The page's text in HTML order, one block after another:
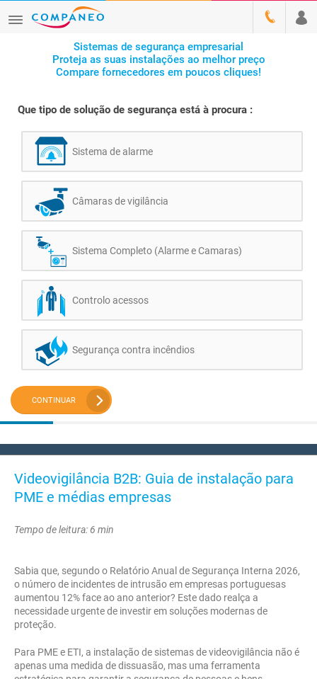
Sistemas de segurança empresarial
Proteja as suas instalações ao melhor preço
Compare fornecedores em poucos cliques!
Que tipo de solução de segurança está à procura :
Sistema de alarme
Câmaras de vigilância
Sistema Completo (Alarme e Camaras)
Controlo acessos
Segurança contra incêndios
CONTINUAR
Videovigilância B2B: Guia de instalação para
PME e médias empresas
Tempo de leitura: 6 min
Sabia que, segundo o Relatório Anual de Segurança Interna 2026,
o número de incidentes de intrusão em empresas portuguesas
aumentou 12% face ao ano anterior? Este dado realça a
necessidade urgente de investir em soluções modernas de
proteção.
Para PME e ETI, a instalação de sistemas de videovigilância não é
apenas uma medida de dissuasão, mas uma ferramenta